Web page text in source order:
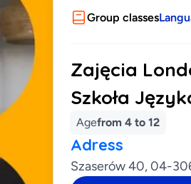
Group classes
Zajęcia
Szkoła
Agefrom 4 to 12
Adress
Szaserów 40, 04-